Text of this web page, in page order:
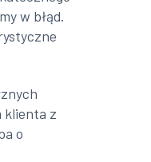
w błąd.
klienta z
o